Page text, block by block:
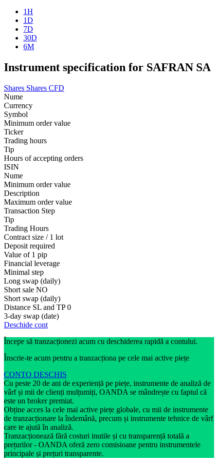
1H
1D
7D
30D
6M
Instrument specification for SAFRAN SA
Shares Shares CFD
Nume
Currency
Symbol
Minimum order value
Ticker
Trading hours
Tip
Hours of accepting orders
ISIN
Nume
Minimum order value
Description
Maximum order value
Transaction Step
Tip
Trading Hours
Contract size / 1 lot
Deposit required
Value of 1 pip
Financial leverage
Minimal step
Long swap (daily)
Short sale NO
Short swap (daily)
Distance SL and TP 0
3-day swap (date)
Deschide cont
Începe să tranzacționezi acum cu deschiderea rapidă a contului.
Înscrie-te acum pentru a tranzacționa pe cele mai active piețe
CONTO DESCHIS
Cu peste 20 de ani de experiență pe piețe, instrumente de analiză de
vârf și mii de clienți mulțumiți, OANDA se mândrește cu faptul că
este un broker premiat.
Obține acces la cele mai active piețe globale, cu mii de instrumente
de tranzacționare la îndemână, precum și instrumente tehnice de vârf
care te ajută în analiză.
Tranzacționează fără costuri inutile și cu transparență totală a
prețurilor - OANDA oferă zero comisioane pentru instrumentele
principale și prețuri transparente.